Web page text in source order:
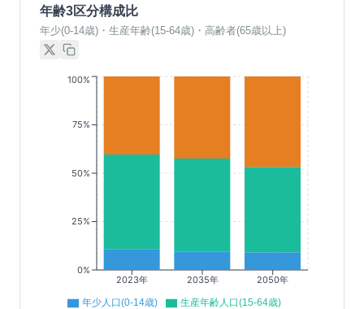
年齢3区分構成比
年少(0-14歳)・生産年齢(15-64歳)・高齢者(65歳以上)
2023年 2035年 2050年
0%
25%
50%
75%
100%
年少人口(0-14歳)
生産年齢人口(15-64歳)